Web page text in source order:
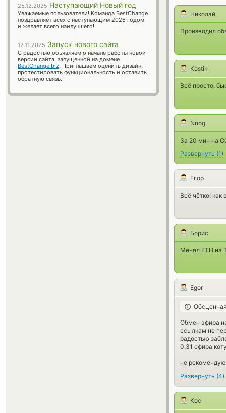
Николай
Производил
Kostik
Всё просто,
Nnog
За 20 мин на
Развернуть (1)
Егор
Всё чётко! как
Борис
Менял ETH на
Egor
Обмен эфира
ссылкам не
радостью
0.31 ефира
не рекомендую
Развернуть (4)
Кос
25.12.2025 Наступающий Новый год
Уважаемые пользователи! Команда BestChange
поздравляет всех с наступающим 2026 годом
и желает всего наилучшего!
12.11.2025 Запуск нового сайта
С радостью объявляем о начале работы новой
версии сайта, запущенной на домене
BestChange.biz. Приглашаем оценить дизайн,
протестировать функциональность и оставить
обратную связь.